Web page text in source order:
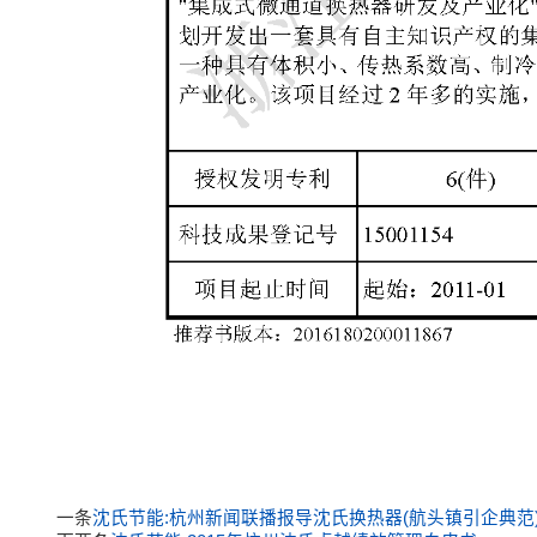
一条沈氏节能:杭州新闻联播报导沈氏换热器(航头镇引企典